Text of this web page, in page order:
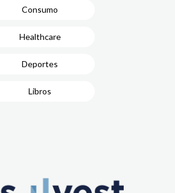
Consumo
Healthcare
Deportes
Libros